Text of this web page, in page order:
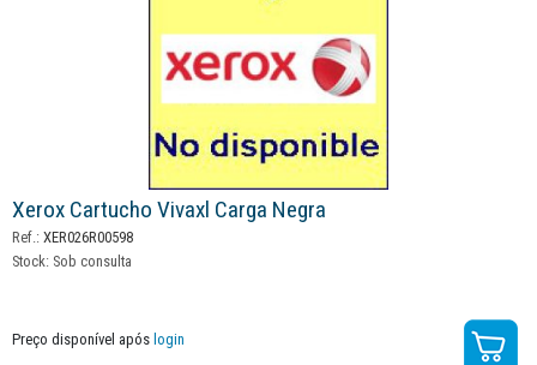
Xerox Cartucho Vivaxl Carga Negra
Ref.: XER026R00598
Stock: Sob consulta
Preço disponível após login